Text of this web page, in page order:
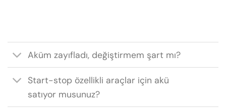
Aküm zayıfladı, değiştirmem şart mı?
Start-stop özellikli araçlar için akü
satıyor musunuz?